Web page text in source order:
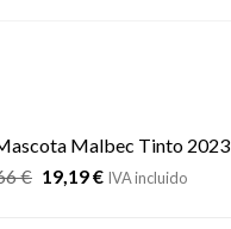
Malbec Tinto 2023
€ El
19,19€ElIVA incluido